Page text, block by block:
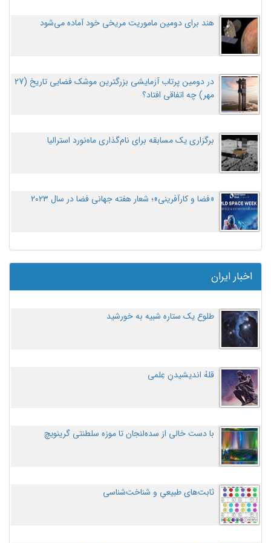
هند برای دومین ماموریت مریخی خود آماده می‌شود
در دومین پرتاب آزمایشی بزرگترین موشک فضایی تاریخ (27
مهر‌) چه اتفاقی افتاد؟
برگزاری یک مسابقه برای نام‌گذاری ماه‌نورد استرالیا
«فضا و کارآفرینی»؛ شعار هفته جهانی فضا در سال ۲۰۲۳
اخبار ایران
طلوع یک ستاره شبیه به خورشید
قلهُ اندیشیدنِ عِلمی
با دست خالی از سده‌لنجان تا موزه سلطنتی گرینویچ
ثابت‌های طبیعیِ و شناخت‌شناسی